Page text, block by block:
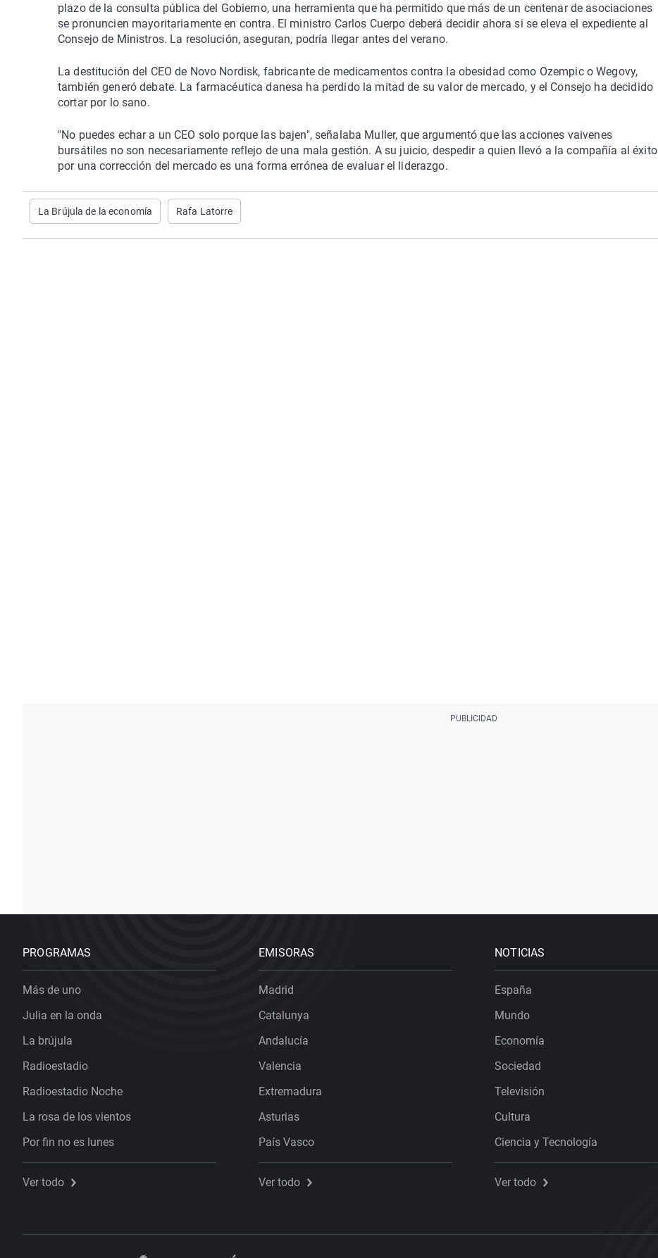
plazo de la consulta pública del Gobierno, una herramienta que ha permitido que más de un centenar de asociaciones
se pronuncien mayoritariamente en contra. El ministro Carlos Cuerpo deberá decidir ahora si se eleva el expediente al
Consejo de Ministros. La resolución, aseguran, podría llegar antes del verano.
La destitución del CEO de Novo Nordisk, fabricante de medicamentos contra la obesidad como Ozempic o Wegovy,
también generó debate. La farmacéutica danesa ha perdido la mitad de su valor de mercado, y el Consejo ha decidido
cortar por lo sano.
"No puedes echar a un CEO solo porque las bajen", señalaba Muller, que argumentó que las acciones vaivenes
bursátiles no son necesariamente reflejo de una mala gestión. A su juicio, despedir a quien llevó a la compañía al éxito
por una corrección del mercado es una forma errónea de evaluar el liderazgo.
La Brújula de la economía Rafa Latorre
PROGRAMAS
Más de uno
Julia en la onda
La brújula
Radioestadio
Radioestadio Noche
La rosa de los vientos
Por fin no es lunes
Ver todo
EMISORAS
Madrid
Catalunya
Andalucía
Valencia
Extremadura
Asturias
País Vasco
Ver todo
NOTICIAS
España
Mundo
Economía
Sociedad
Televisión
Cultura
Ciencia y Tecnología
Ver todo